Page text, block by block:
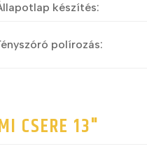
készítés:
polírozás:
CSERE 13"